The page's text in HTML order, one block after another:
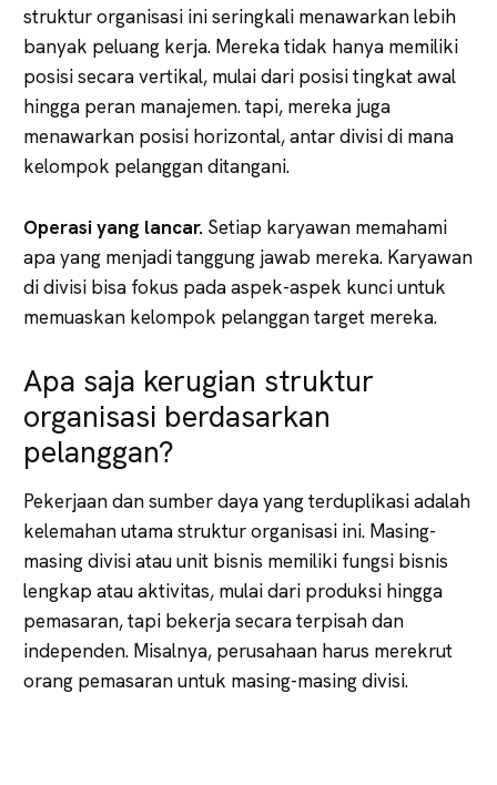
struktur organisasi ini seringkali menawarkan lebih
banyak peluang kerja. Mereka tidak hanya memiliki
posisi secara vertikal, mulai dari posisi tingkat awal
hingga peran manajemen. tapi, mereka juga
menawarkan posisi horizontal, antar divisi di mana
kelompok pelanggan ditangani.
Operasi yang lancar. Setiap karyawan memahami
apa yang menjadi tanggung jawab mereka. Karyawan
di divisi bisa fokus pada aspek-aspek kunci untuk
memuaskan kelompok pelanggan target mereka.
Apa saja kerugian struktur
organisasi berdasarkan
pelanggan?
Pekerjaan dan sumber daya yang terduplikasi adalah
kelemahan utama struktur organisasi ini. Masing-
masing divisi atau unit bisnis memiliki fungsi bisnis
lengkap atau aktivitas, mulai dari produksi hingga
pemasaran, tapi bekerja secara terpisah dan
independen. Misalnya, perusahaan harus merekrut
orang pemasaran untuk masing-masing divisi.